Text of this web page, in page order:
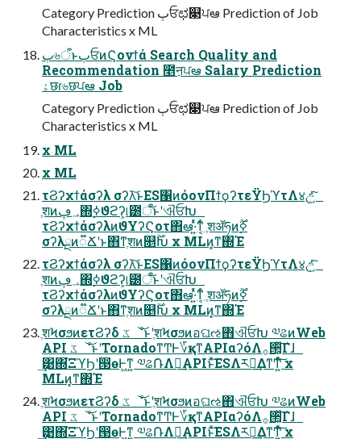
Category Prediction ٻਓಛ௃ਪఆ Prediction of Job
Characteristics x ML
ٻ৬ऀͱٻਓͷϚονϯά Search Quality and
Recommendation ೥ऩਪఆ Salary Prediction
ۀछɾ৬छਪఆ Job
Category Prediction ٻਓಛ௃ਪఆ Prediction of Job
Characteristics x ML
x ML
x ML
τϨʔχϯάσʔλ σʔλ͝ͱES΁ͷόονΠϯϙʔτεΫϦϓτΛ४උ͍ͯͨ͠
ֶशͷ؀ڥ΍࣮ߦϑϩʔ͕୲౰ऀ͝ͱʹଐਓԽ
τϨʔχϯάσʔλͷϑΥʔϚοτ΋ఆ·͍ͬͯͳ͔ͬͨ ֶशॲཧͷ࣮ߦ࣌ؒ
σʔλྔͷ૿Ճʹͱ΋ͳ͏ֶशͷ௕࣌ؒԽ x MLͷ͓ͳ΍Έ
τϨʔχϯάσʔλ σʔλ͝ͱES΁ͷόονΠϯϙʔτεΫϦϓτΛ४උ͍ͯͨ͠
ֶशͷ؀ڥ΍࣮ߦϑϩʔ͕୲౰ऀ͝ͱʹଐਓԽ
τϨʔχϯάσʔλͷϑΥʔϚοτ΋ఆ·͍ͬͯͳ͔ͬͨ ֶशॲཧͷ࣮ߦ࣌ؒ
σʔλྔͷ૿Ճʹͱ΋ͳ͏ֶशͷ௕࣌ؒԽ x MLͷ͓ͳ΍Έ
ֶशϞσϧͷετϨʔδ ػೳ͝ͱʹֶशϞσϧͷอଘઌ΋ଐਓԽ ༧ଌͷWeb
API ػೳ͝ͱʹTornadoͳͲͰ؆қͳAPIαʔόΛ࡞੒͓ͯ͠Γɺ
͢͹΍͘ΞϓϦʹ൓өͰ͖ͳ͍ ༧ଌ݁ՌΛฦ͢APIͱͯ͠ESΛར༻͢ΔͳͲ͍ͯͨ͠ x
MLͷ͓ͳ΍Έ
ֶशϞσϧͷετϨʔδ ػೳ͝ͱʹֶशϞσϧͷอଘઌ΋ଐਓԽ ༧ଌͷWeb
API ػೳ͝ͱʹTornadoͳͲͰ؆қͳAPIαʔόΛ࡞੒͓ͯ͠Γɺ
͢͹΍͘ΞϓϦʹ൓өͰ͖ͳ͍ ༧ଌ݁ՌΛฦ͢APIͱͯ͠ESΛར༻͢ΔͳͲ͍ͯͨ͠ x